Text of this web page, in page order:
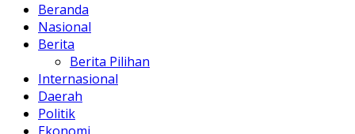
Beranda
Nasional
Berita
Berita Pilihan
Internasional
Daerah
Politik